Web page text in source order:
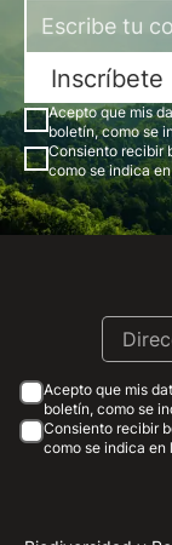
Inscríbete
Acepto que mis
boletín, como se
Consiento recibir
como se indica
Acepto que mis
boletín, como se
Consiento recibir
como se indica en